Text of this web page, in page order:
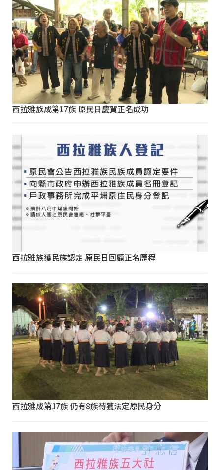
西拉雅族成第17族 原民日慶賀正名成功
西拉雅族獲民族認定 原民日回顧正名歷程
西拉雅成第17族 仍有8族待獲法定原民身分